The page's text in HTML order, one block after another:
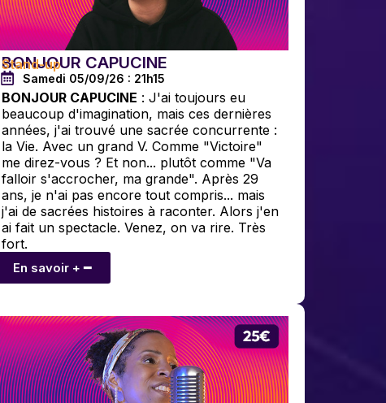
BONJOUR CAPUCINE
Stand-up
Samedi 05/09/26 : 21h15
BONJOUR CAPUCINE : J'ai toujours eu
beaucoup d'imagination, mais ces dernières
années, j'ai trouvé une sacrée concurrente :
la Vie. Avec un grand V. Comme "Victoire"
me direz-vous ? Et non... plutôt comme "Va
falloir s'accrocher, ma grande". Après 29
ans, je n'ai pas encore tout compris... mais
j'ai de sacrées histoires à raconter. Alors j'en
ai fait un spectacle. Venez, on va rire. Très
fort.
En savoir + ━